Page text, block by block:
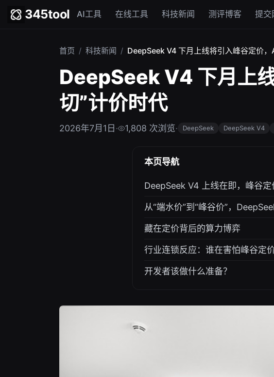
345tool AI工具 在线工具 科技新闻 测评博客 提交
首页 / 科技新闻 / DeepSeek V4 下月上线将引入峰谷定价，
DeepSeek V4 下月上
切”计价时代
2026年7月1日 · 1,808 次浏览· DeepSeek DeepSeek V4
本页导航
DeepSeek V4 上线在即，峰谷定
从“端水价”到“峰谷价”，
藏在定价背后的算力博弈
行业连锁反应：谁在害怕峰谷定价
开发者该做什么准备？